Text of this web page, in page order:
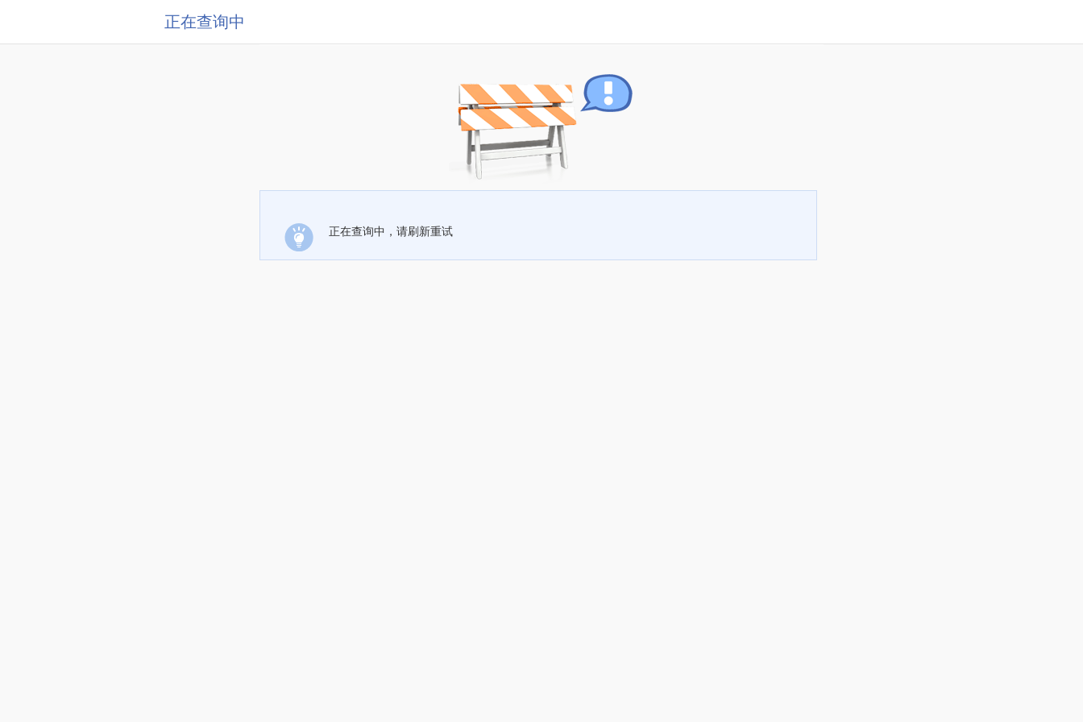
正在查询中
正在查询中，请刷新重试